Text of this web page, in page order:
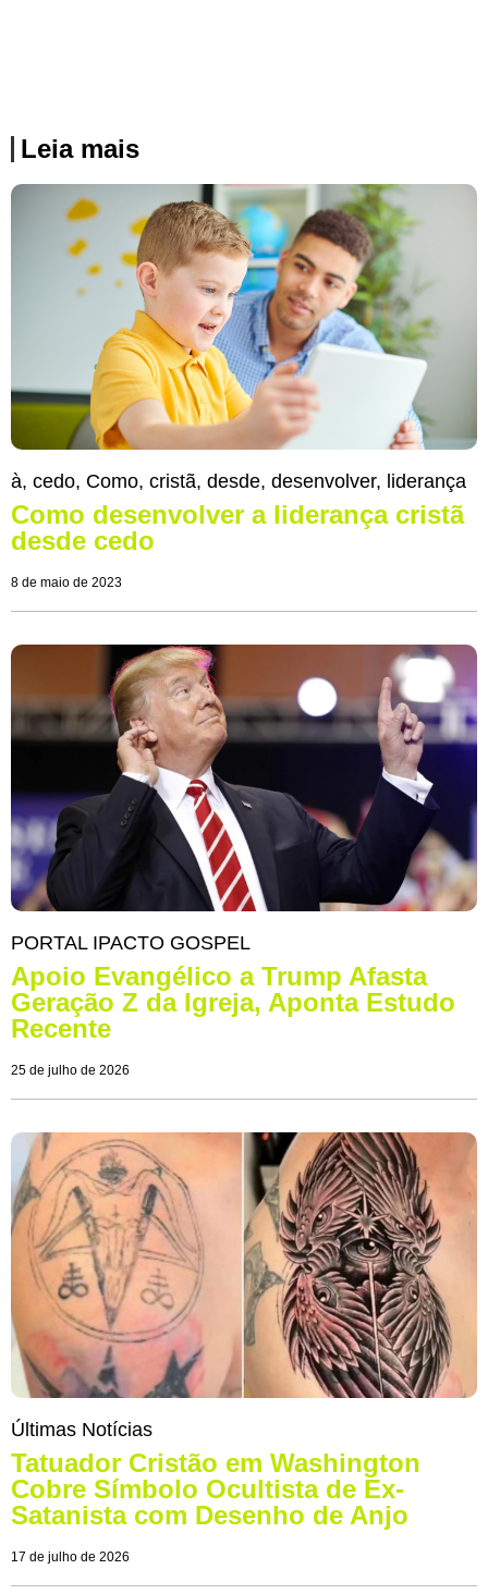
Leia mais
à, cedo, Como, cristã, desde, desenvolver, liderança
Como desenvolver a liderança cristã
desde cedo
8 de maio de 2023
PORTAL IPACTO GOSPEL
Apoio Evangélico a Trump Afasta
Geração Z da Igreja, Aponta Estudo
Recente
25 de julho de 2026
Últimas Notícias
Tatuador Cristão em Washington
Cobre Símbolo Ocultista de Ex-
Satanista com Desenho de Anjo
17 de julho de 2026